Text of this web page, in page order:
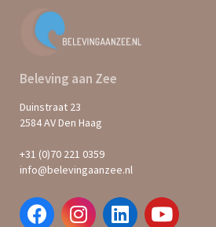
Beleving aan Zee
Duinstraat 23
2584 AV Den Haag
+31 (0)70 221 0359
info@belevingaanzee.nl